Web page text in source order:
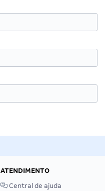
ATENDIMENTO
Central de ajuda